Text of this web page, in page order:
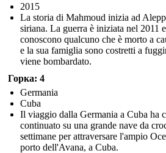
2015
La storia di Mahmoud inizia ad
siriana. La guerra è iniziata nel 2011
conoscono qualcuno che è morto a
e la sua famiglia sono costretti a
viene bombardato.
Горка: 4
Germania
Cuba
Il viaggio dalla Germania a Cuba ha
continuato su una grande nave da
settimane per attraversare l'ampio
porto dell'Avana, a Cuba.